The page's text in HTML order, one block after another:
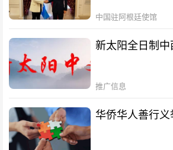
中国驻阿根廷使馆
新太阳全日制
推广信息
华侨华人善行